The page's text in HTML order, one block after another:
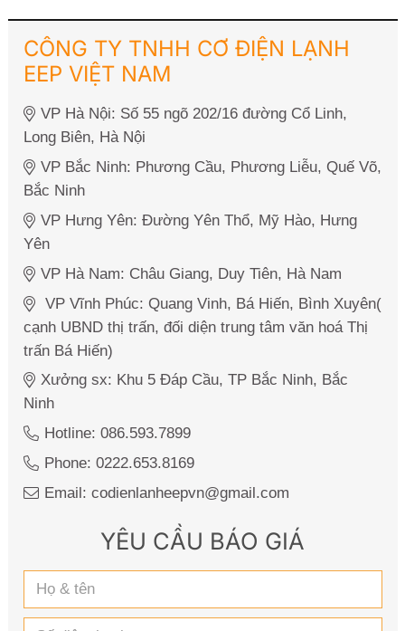
CÔNG TY TNHH CƠ ĐIỆN LẠNH
EEP VIỆT NAM
VP Hà Nội: Số 55 ngõ 202/16 đường Cổ Linh,
Long Biên, Hà Nội
VP Bắc Ninh: Phương Cầu, Phương Liễu, Quế Võ,
Bắc Ninh
VP Hưng Yên: Đường Yên Thổ, Mỹ Hào, Hưng
Yên
VP Hà Nam: Châu Giang, Duy Tiên, Hà Nam
VP Vĩnh Phúc: Quang Vinh, Bá Hiến, Bình Xuyên(
cạnh UBND thị trấn, đối diện trung tâm văn hoá Thị
trấn Bá Hiến)
Xưởng sx: Khu 5 Đáp Cầu, TP Bắc Ninh, Bắc
Ninh
Hotline: 086.593.7899
Phone: 0222.653.8169
Email: codienlanheepvn@gmail.com
YÊU CẦU BÁO GIÁ